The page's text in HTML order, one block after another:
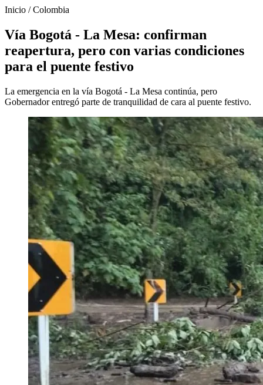
Inicio /Colombia
Vía Bogotá - La Mesa: confirman
reapertura, pero con varias condiciones
para el puente festivo
La emergencia en la vía Bogotá - La Mesa continúa, pero
Gobernador entregó parte de tranquilidad de cara al puente festivo.